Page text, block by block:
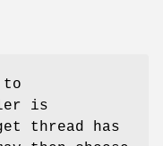
is
thread has